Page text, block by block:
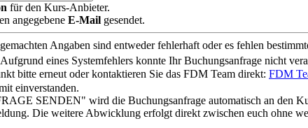
für den Kurs-Anbieter.
angegebene E-Mail gesendet.
Angaben sind entweder fehlerhaft oder es fehlen
Aufgrund eines Systemfehlers konnte Ihr Buchungsanfrage nicht
bitte erneut oder kontaktieren Sie das FDM Team direkt: FDM
einverstanden.
SENDEN" wird die Buchungsanfrage automatisch an den
Die weitere Abwicklung erfolgt direkt zwischen euch ohne